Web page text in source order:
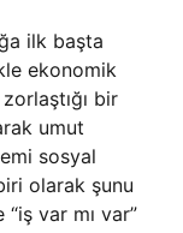
ilk başta
ekonomik
bir
umut
sosyal
olarak şunu
var mı var”